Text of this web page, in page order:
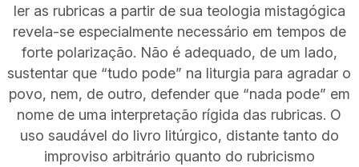
ler as rubricas a partir de sua teologia mistagógica
revela-se especialmente necessário em tempos de
forte polarização. Não é adequado, de um lado,
sustentar que “tudo pode” na liturgia para agradar o
povo, nem, de outro, defender que “nada pode” em
nome de uma interpretação rígida das rubricas. O
uso saudável do livro litúrgico, distante tanto do
improviso arbitrário quanto do rubricismo